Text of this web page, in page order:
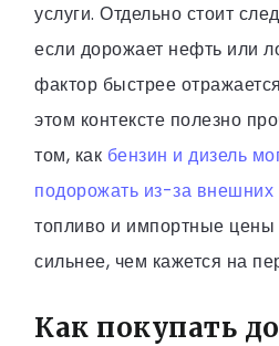
услуги. Отдельно стоит
если дорожает нефть или
фактор быстрее
этом контексте полезно
том, как бензин и дизель
подорожать из-за внешних
топливо и импортные цены
сильнее, чем кажется на
Как покупать